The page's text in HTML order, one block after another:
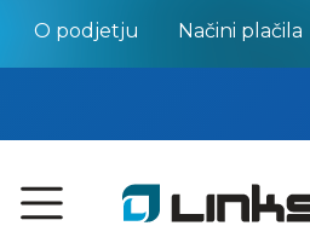
O podjetju Načini plačila